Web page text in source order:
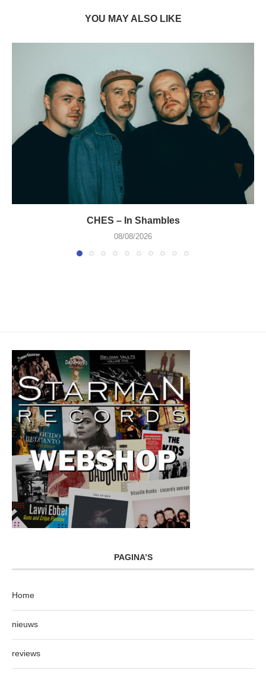
YOU MAY ALSO LIKE
CHES – In Shambles
08/08/2026
PAGINA’S
Home
nieuws
reviews